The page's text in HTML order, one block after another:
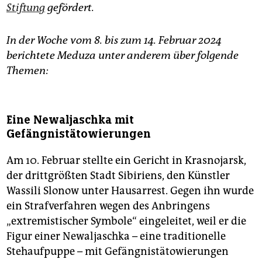
Stiftunggefördert.
In der Woche vom 8. bis zum 14. Februar 2024
berichtete Meduza unter anderem über folgende
Themen:
Eine Newaljaschka mit
Gefängnistätowierungen
Am 10. Februar stellte ein Gericht in Krasnojarsk,
der drittgrößten Stadt Sibiriens, den Künstler
Wassili Slonow unter Hausarrest. Gegen ihn wurde
ein Strafverfahren wegen des Anbringens
„extremistischer Symbole“ eingeleitet, weil er die
Figur einer Newaljaschka – eine traditionelle
Stehaufpuppe – mit Gefängnistätowierungen